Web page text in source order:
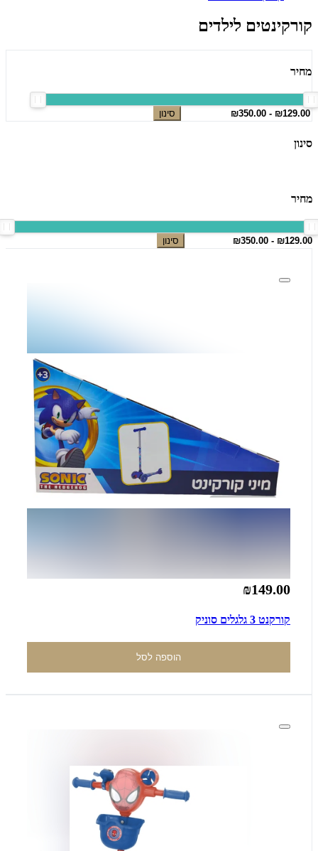
קורקינטים לילדים
מחיר
סינון
סינון
מחיר
סינון
₪149.00
קורקנט 3 גלגלים סוניק
הוספה לסל